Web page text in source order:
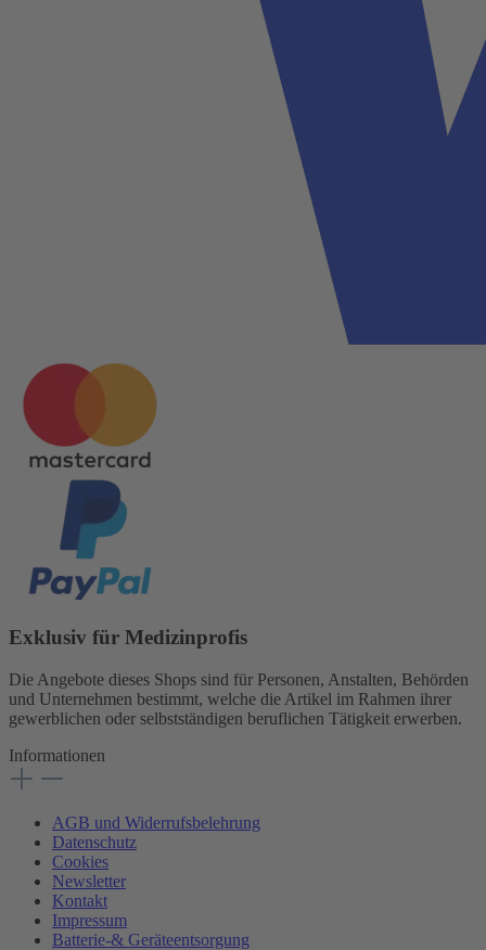
Exklusiv für Medizinprofis
Die Angebote dieses Shops sind für Personen, Anstalten, Behörden
und Unternehmen bestimmt, welche die Artikel im Rahmen ihrer
gewerblichen oder selbstständigen beruflichen Tätigkeit erwerben.
Informationen
AGB und Widerrufsbelehrung
Datenschutz
Cookies
Newsletter
Kontakt
Impressum
Batterie-& Geräteentsorgung